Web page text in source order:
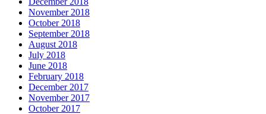
November 2018
October 2018
September 2018
August 2018
July 2018
June 2018
February 2018
December 2017
November 2017
October 2017